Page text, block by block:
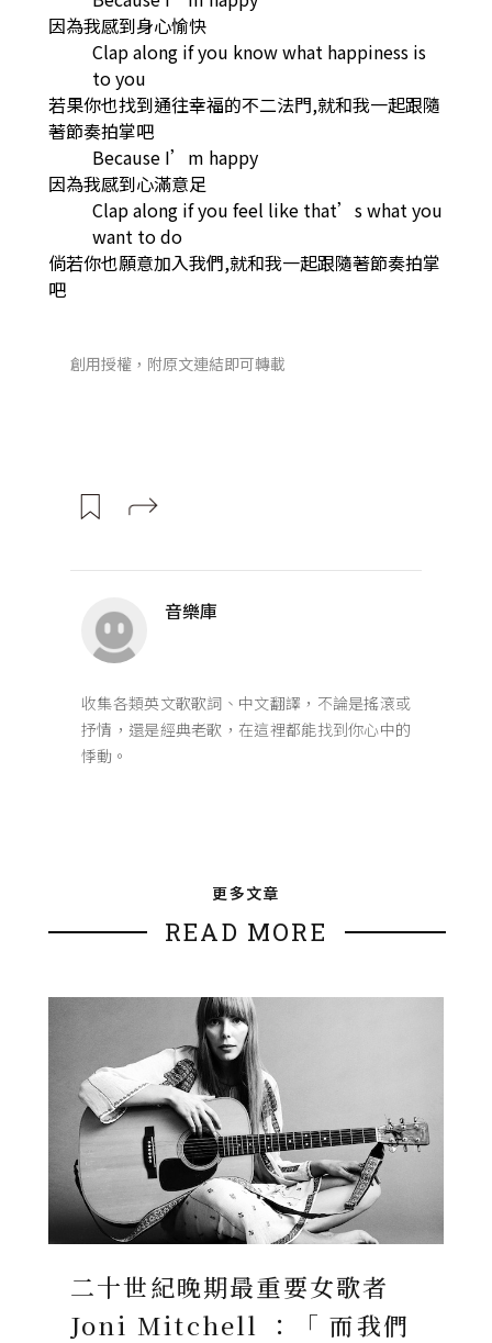
因為我感到身心愉快
Clap along if you know what happiness is
to you
若果你也找到通往幸福的不二法門,就和我一起跟隨
著節奏拍掌吧
Because I’m happy
因為我感到心滿意足
Clap along if you feel like that’s what you
want to do
倘若你也願意加入我們,就和我一起跟隨著節奏拍掌
吧
創用授權，附原文連結即可轉載
音樂庫
收集各類英文歌歌詞、中文翻譯，不論是搖滾或
抒情，還是經典老歌，在這裡都能找到你心中的
悸動。
更多文章
READ MORE
二十世紀晚期最重要女歌者
Joni Mitchell ：「 而我們